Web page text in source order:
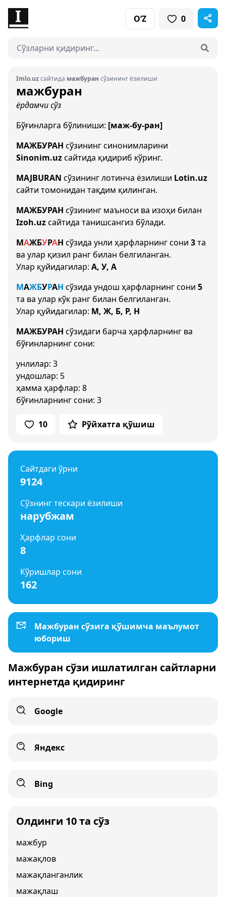
O‘Z 0
Imlo.uzсайтида мажбуран сўзининг ёзилиши
мажбуран
ёрдамчи сўз
Бўғинларга бўлиниши: [маж-бу-ран]
МАЖБУРАН сўзининг синонимларини
Sinonim.uzсайтида қидириб кўринг.
MAJBURAN сўзининг лотинча ёзилиши Lotin.uz
сайти томонидан тақдим қилинган.
МАЖБУРАН сўзининг маъноси ва изоҳи билан
Izoh.uzсайтида танишсангиз бўлади.
МАЖБУРАН сўзида унли ҳарфларнинг сони 3та
ва улар қизил ранг билан белгиланган.
Улар қуйидагилар: А, У, А
МАЖБУРАН сўзида ундош ҳарфларнинг сони 5
та ва улар кўк ранг билан белгиланган.
Улар қуйидагилар: М, Ж, Б, Р, Н
МАЖБУРАН сўзидаги барча ҳарфларнинг ва
бўғинларнинг сони:
унлилар: 3
ундошлар: 5
ҳамма ҳарфлар: 8
бўғинларнинг сони: 3
10 Рўйхатга қўшиш
Сайтдаги ўрни
9124
Сўзнинг тескари ёзилиши
нарубжам
Ҳарфлар сони
8
Кўришлар сони
162
Мажбуран сўзига қўшимча маълумот
юбориш
Мажбуран сўзи ишлатилган сайтларни
интернетда қидиринг
Google
Яндекс
Bing
Олдинги 10 та сўз
мажбур
мажақлов
мажақланганлик
мажақлаш